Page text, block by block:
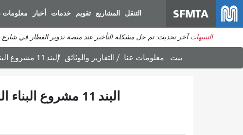
SFMTA التنقل المشاريع تقويم خدمات أخبار معلومات
التنبيهات آخر تحديث: تم حل مشكلة التأخير عند منصة تدوير القطار في
بيت معلومات عنا التقارير والوثائق 9-2-25 MTAB البند 11 مشروع البناء السريع من وينستون
9-2-25 MTAB البند 11 مشروع البناء السريع من وينستون